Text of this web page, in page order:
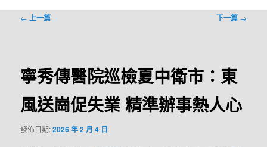
文
← 上一篇 下一篇 →
寧秀傳醫院巡檢夏中衛市：東
風送崗促失業 精準辦事熱人心
發佈日期:2026 年 2 月 4 日